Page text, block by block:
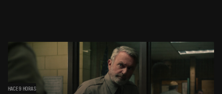
HACE 9 HORAS